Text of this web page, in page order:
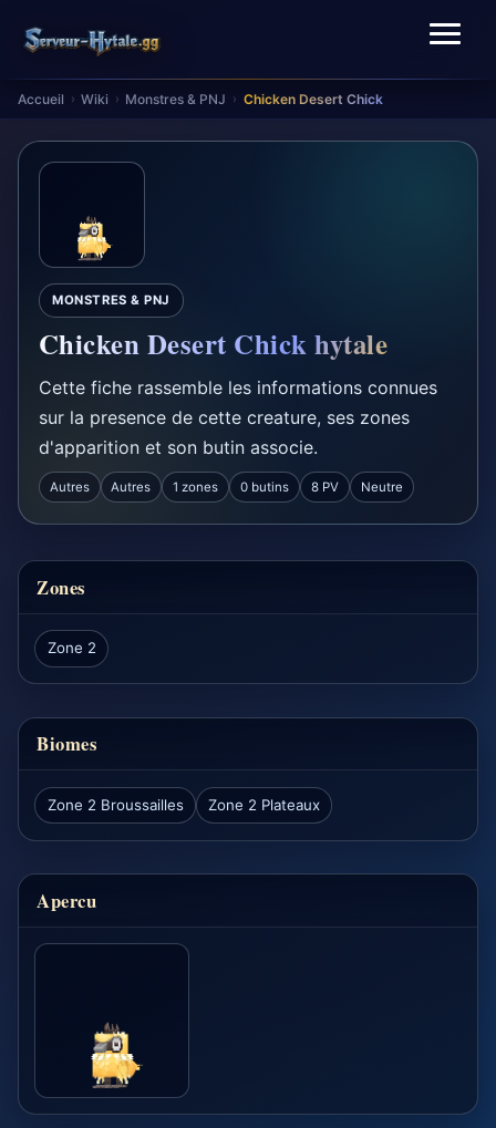
Accueil › Wiki › Monstres & PNJ › Chicken Desert Chick
MONSTRES & PNJ
Chicken Desert Chick hytale
Cette fiche rassemble les informations connues
sur la presence de cette creature, ses zones
d'apparition et son butin associe.
Autres Autres 1 zones 0 butins 8 PV Neutre
Zones
Zone 2
Biomes
Zone 2 Broussailles Zone 2 Plateaux
Apercu